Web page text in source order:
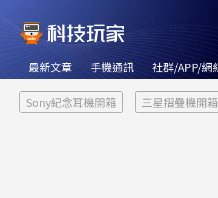
最新文章 手機通訊 社群/APP/網
Sony紀念耳機開箱 三星摺疊機開箱